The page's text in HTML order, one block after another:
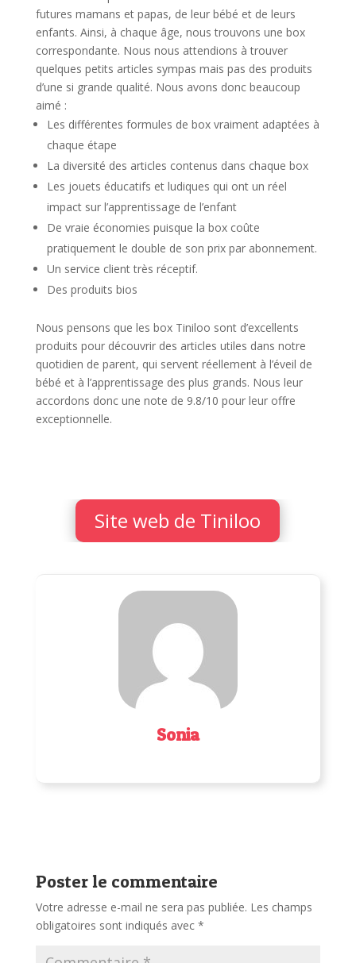
futures mamans et papas, de leur bébé et de leurs
enfants. Ainsi, à chaque âge, nous trouvons une box
correspondante. Nous nous attendions à trouver
quelques petits articles sympas mais pas des produits
d’une si grande qualité. Nous avons donc beaucoup
aimé :
Les différentes formules de box vraiment adaptées à
chaque étape
La diversité des articles contenus dans chaque box
Les jouets éducatifs et ludiques qui ont un réel
impact sur l’apprentissage de l’enfant
De vraie économies puisque la box coûte
pratiquement le double de son prix par abonnement.
Un service client très réceptif.
Des produits bios
Nous pensons que les box Tiniloo sont d’excellents
produits pour découvrir des articles utiles dans notre
quotidien de parent, qui servent réellement à l’éveil de
bébé et à l’apprentissage des plus grands. Nous leur
accordons donc une note de 9.8/10 pour leur offre
exceptionnelle.
Site web de Tiniloo
Sonia
Poster le commentaire
Votre adresse e-mail ne sera pas publiée. Les champs
obligatoires sont indiqués avec *